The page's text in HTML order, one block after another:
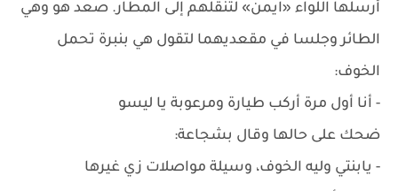
أرسلها اللواء «ايمن» لتنقلهم إلى المطار. صعد هو وهي
الطائر وجلسا في مقعديهما لتقول هي بنبرة تحمل
الخوف:
- أنا أول مرة أركب طيارة ومرعوبة يا ليسو
ضحك على حالها وقال بشجاعة:
- يابنتي وليه الخوف، وسيلة مواصلات زي غيرها